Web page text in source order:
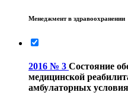
Менеджмент в здравоохранении
2016 № 3 Состояние
медицинской
амбулаторных